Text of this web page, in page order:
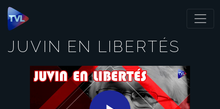
Panneau de gestion des cookies
JUVIN EN LIBERTÉS